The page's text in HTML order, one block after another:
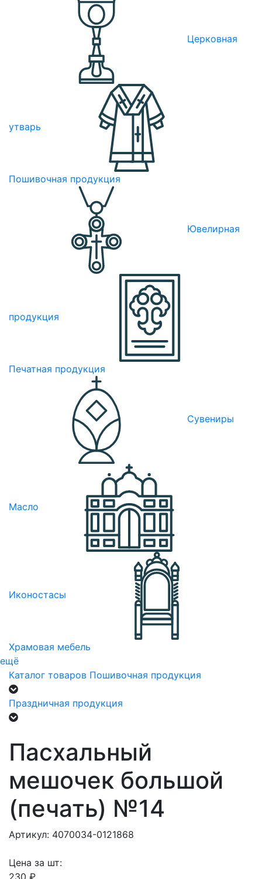
Церковная
утварь
Пошивочная продукция
Ювелирная
продукция
Печатная продукция
Сувениры
Масло
Иконостасы
Храмовая мебель
ещё
Каталог товаров Пошивочная продукция
Праздничная продукция
Пасхальный
мешочек большой
(печать) №14
Артикул: 4070034-0121868
Цена за шт:
230 ₽